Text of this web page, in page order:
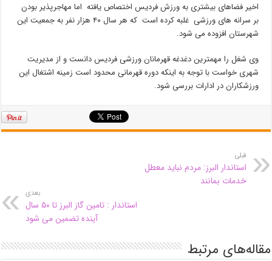
اخیر فضاهای بیشتری به ورزش فردیس اختصاص یافته اما مهاجرپذیر بودن
بر سرانه های ورزشی غلبه کرده است که هر سال ۴۰ هزار نفر به جمعیت این
شهرستان افزوده می شود.
وی شغل را مهمترین دغدغه قهرمانان ورزشی فردیس دانست و از مدیریت
شهری خواست با توجه به اینکه دوره قهرمانی محدود است زمینه اشتغال این
ورزشکاران در ادارات بررسی شود.
قبلی
استاندار البرز: مردم نباید معطل
خدمات بمانند
بعدی
استاندار : تامین گاز البرز تا ۵۰ سال
آینده تضمین می شود
مقاله‌های مرتبط